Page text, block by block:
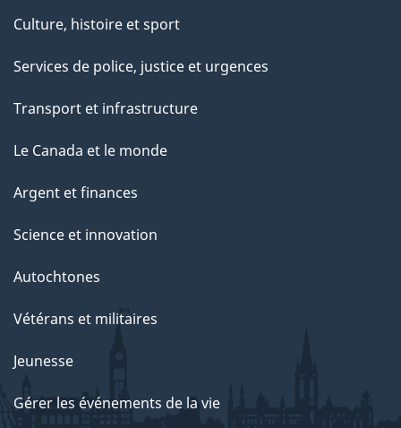
Culture, histoire et sport
Services de police, justice et urgences
Transport et infrastructure
Le Canada et le monde
Argent et finances
Science et innovation
Autochtones
Vétérans et militaires
Jeunesse
Gérer les événements de la vie